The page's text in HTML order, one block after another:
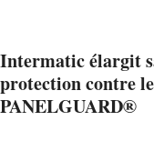
Intermatic élargit
protection contre
PANELGUARD®